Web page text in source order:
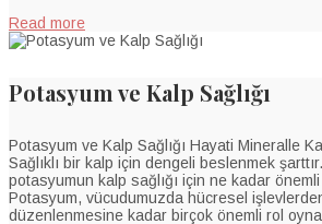
Read more
Potasyum ve Kalp Sağlığı
Potasyum ve Kalp Sağlığı Hayati Mineralle
Sağlıklı bir kalp için dengeli beslenmek
potasyumun kalp sağlığı için ne kadar
Potasyum, vücudumuzda hücresel
düzenlenmesine kadar birçok önemli rol